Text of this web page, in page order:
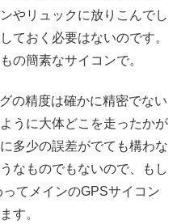
やリュックに放りこんでし
ておく必要はないのです。
の簡素なサイコンで。
の精度は確かに精密でない
うに大体どこを走ったかが
多少の誤差がでても構わな
なものでもないので、もし
てメインのGPSサイコン
す。